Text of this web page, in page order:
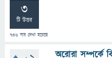
3
টি উত্তর
736 বার দেখা হয়েছে
অরোরা সম্পর্কে